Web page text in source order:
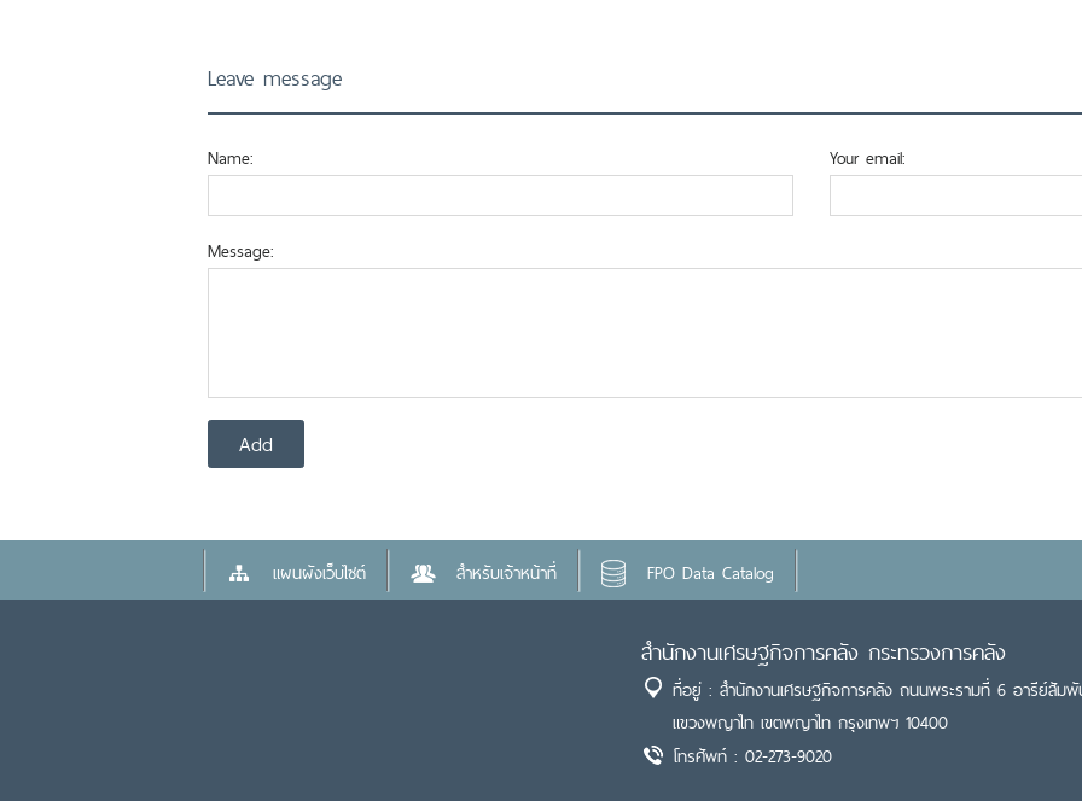
Leave message
Name: Your email:
Message:
แผนผังเว็บไซต์ สำหรับเจ้าหน้าที่ FPO Data Catalog
สำนักงานเศรษฐกิจการคลัง กระทรวงการคลัง
ที่อยู่ : สำนักงานเศรษฐกิจการคลัง ถนนพระรามที่ 6 อารีย์สัม
แขวงพญาไท เขตพญาไท กรุงเทพฯ 10400
โทรศัพท์ : 02-273-9020